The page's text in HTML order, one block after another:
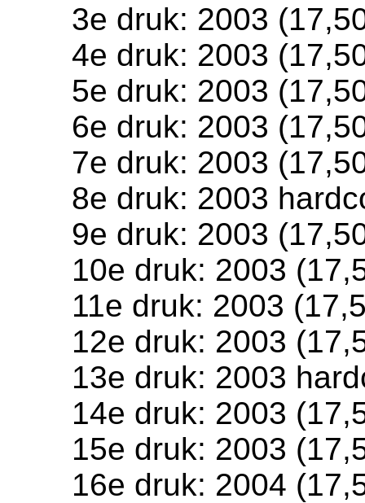
3e druk: 2003
4e druk: 2003
5e druk: 2003
6e druk: 2003
7e druk: 2003
8e druk: 2003
9e druk: 2003
10e druk: 2003
11e druk: 2003
12e druk: 2003
13e druk: 2003
14e druk: 2003
15e druk: 2003
16e druk: 2004